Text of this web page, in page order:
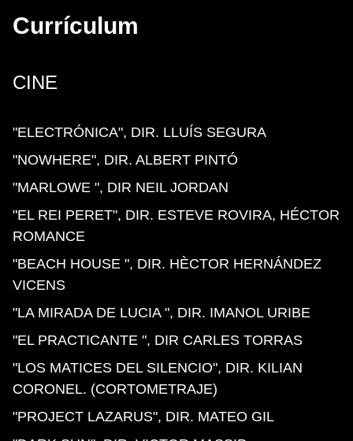
Currículum
CINE
"ELECTRÓNICA", DIR. LLUÍS SEGURA
"NOWHERE", DIR. ALBERT PINTÓ
"MARLOWE ", DIR NEIL JORDAN
"EL REI PERET", DIR. ESTEVE ROVIRA, HÉCTOR
ROMANCE
"BEACH HOUSE ", DIR. HÈCTOR HERNÁNDEZ
VICENS
"LA MIRADA DE LUCIA ", DIR. IMANOL URIBE
"EL PRACTICANTE ", DIR CARLES TORRAS
"LOS MATICES DEL SILENCIO", DIR. KILIAN
CORONEL. (CORTOMETRAJE)
"PROJECT LAZARUS", DIR. MATEO GIL